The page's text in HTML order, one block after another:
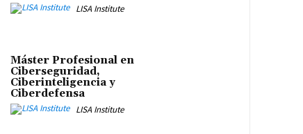
LISA Institute
Máster Profesional en
Ciberseguridad,
Ciberinteligencia y
Ciberdefensa
LISA Institute